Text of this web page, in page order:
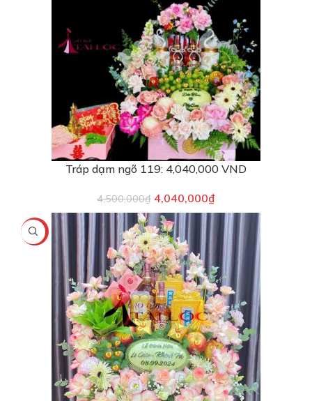
Tráp dạm ngõ 119: 4,040,000 VND
4,500,000₫ 4,040,000₫
-6%